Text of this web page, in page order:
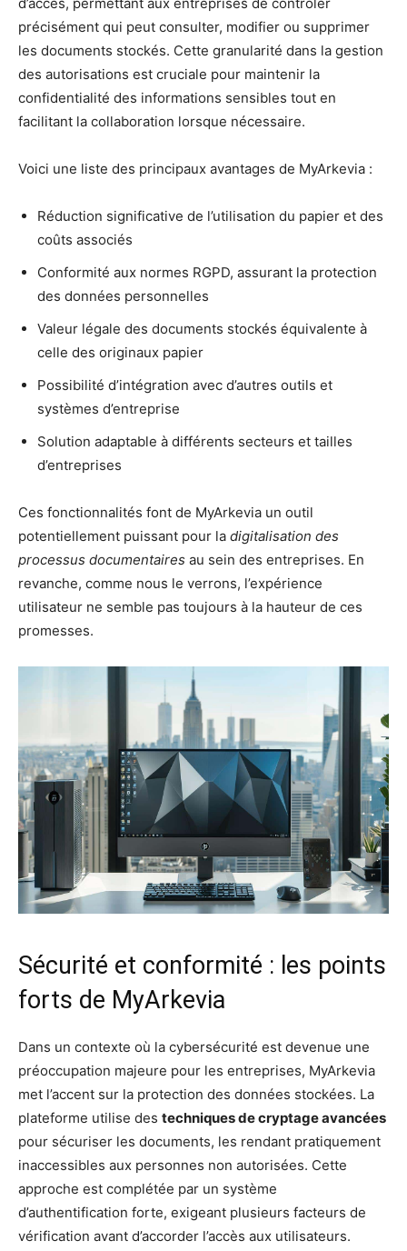
précisément qui peut consulter, modifier ou supprimer
les documents stockés. Cette granularité dans la gestion
des autorisations est cruciale pour maintenir la
confidentialité des informations sensibles tout en
facilitant la collaboration lorsque nécessaire.
Voici une liste des principaux avantages de MyArkevia :
Réduction significative de l’utilisation du papier et des
coûts associés
Conformité aux normes RGPD, assurant la protection
des données personnelles
Valeur légale des documents stockés équivalente à
celle des originaux papier
Possibilité d’intégration avec d’autres outils et
systèmes d’entreprise
Solution adaptable à différents secteurs et tailles
d’entreprises
Ces fonctionnalités font de MyArkevia un outil
potentiellement puissant pour la digitalisation des
processus documentaires au sein des entreprises. En
revanche, comme nous le verrons, l’expérience
utilisateur ne semble pas toujours à la hauteur de ces
promesses.
Sécurité et conformité : les points
forts de MyArkevia
Dans un contexte où la cybersécurité est devenue une
préoccupation majeure pour les entreprises, MyArkevia
met l’accent sur la protection des données stockées. La
plateforme utilise des techniques de cryptage avancées
pour sécuriser les documents, les rendant pratiquement
inaccessibles aux personnes non autorisées. Cette
approche est complétée par un système
d’authentification forte, exigeant plusieurs facteurs de
vérification avant d’accorder l’accès aux utilisateurs.